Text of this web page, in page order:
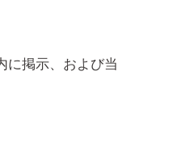
に掲示、および当